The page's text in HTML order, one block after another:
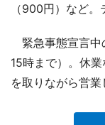
（900円）など。
緊急事態宣言中
15時まで）。休
を取りながら営業